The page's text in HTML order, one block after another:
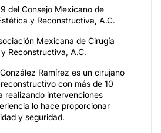
del Consejo Mexicano de
y Reconstructiva, A.C.
Mexicana de Cirugía
Reconstructiva, A.C.
Ramírez es un cirujano
con más de 10
realizando intervenciones
lo hace proporcionar
y seguridad.